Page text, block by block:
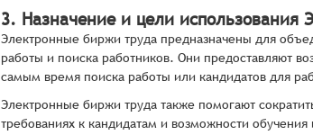
3. Назначение и цели использования
Электронные биржи труда предназначены для
работы и поиска работников. Они предоставляют
самым время поиска работы или кандидатов для
Электронные биржи труда также помогают
требованиях к кандидатам и возможности